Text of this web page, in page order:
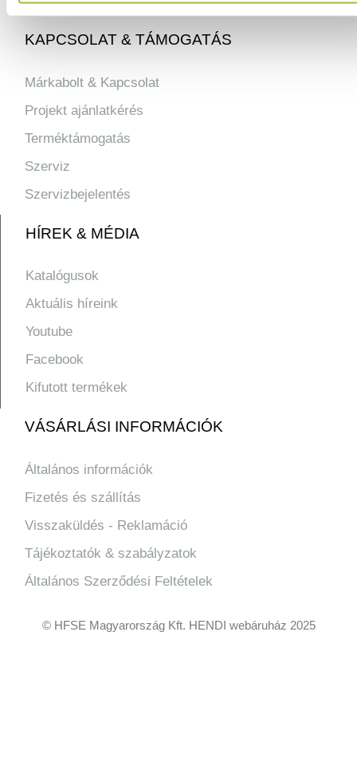
KAPCSOLAT & TÁMOGATÁS
Márkabolt & Kapcsolat
Projekt ajánlatkérés
Terméktámogatás
Szerviz
Szervizbejelentés
HÍREK & MÉDIA
Katalógusok
Aktuális híreink
Youtube
Facebook
Kifutott termékek
VÁSÁRLÁSI INFORMÁCIÓK
Általános információk
Fizetés és szállítás
Visszaküldés - Reklamáció
Tájékoztatók & szabályzatok
Általános Szerződési Feltételek
© HFSE Magyarország Kft. HENDI webáruház 2025